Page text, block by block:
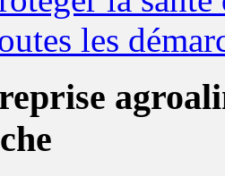
les